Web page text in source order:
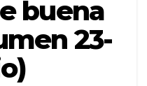
buena
23-